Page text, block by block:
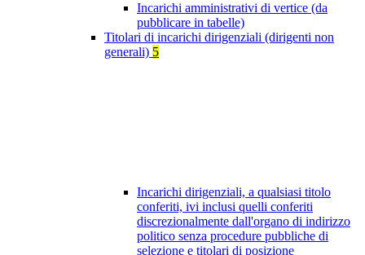
Incarichi amministrativi di vertice (da
pubblicare in tabelle)
Titolari di incarichi dirigenziali (dirigenti non
generali) 5
Incarichi dirigenziali, a qualsiasi titolo
conferiti, ivi inclusi quelli conferiti
discrezionalmente dall'organo di indirizzo
politico senza procedure pubbliche di
selezione e titolari di posizione